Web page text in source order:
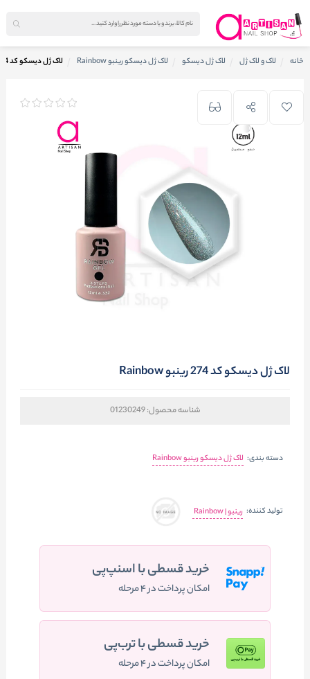
خانه لاک و لاک ژل لاک ژل دیسکو لاک ژل دیسکو رینبو Rainbow لاک ژل دیسکو کد 274 رینبو Rainbow
لاک ژل دیسکو کد 274 رینبو Rainbow
شناسه محصول:01230249
دسته بندی: لاک ژل دیسکو رینبو Rainbow
تولید کننده: رینبو | Rainbow
خرید قسطی با اسنپ‌پی
امکان پرداخت در ۴ مرحله
خرید قسطی با ترب‌پی
امکان پرداخت در ۴ مرحله